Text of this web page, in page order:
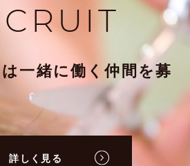
一緒に働く仲間を募
詳しく見る